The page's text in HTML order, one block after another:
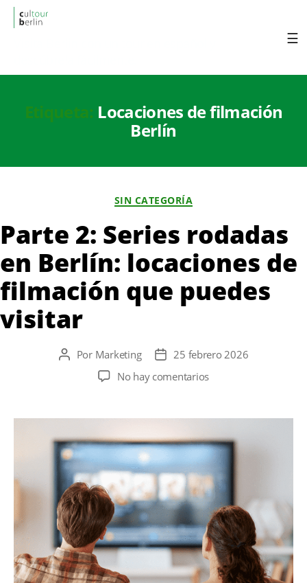
Etiqueta: Locaciones de filmación
Berlín
SIN CATEGORÍA
Parte 2: Series rodadas
en Berlín: locaciones de
filmación que puedes
visitar
AutorPor Marketing
Fecha25 febrero 2026
No hay comentariosen
Series
rodadas
en
locaciones
de
filmación
que
puedes
visitar